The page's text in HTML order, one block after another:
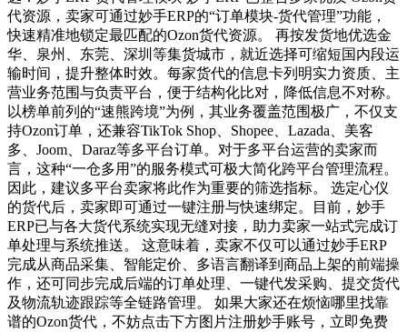
代资源，卖家可通过妙手ERP的“订单模块-货代管理”功能，
快速精准地锁定最匹配的Ozon货代资源。 再按发货地优选金
华、泉州、东莞、深圳等集货城市，就近选择可缩短国内段运
输时间，提升整体时效。每家货代的信息卡列明实力资质、主
营业务范围与负责平台，便于结构化比对，降低信息不对称。
以榜单前列的“速熊跨境”为例，其业务覆盖范围极广，不仅支
持Ozon订单，还兼容TikTok Shop、Shopee、Lazada、美客
多、Joom、Daraz等多平台订单。对于多平台运营的卖家而
言，这种“一仓多用”的服务模式可极大简化跨平台管理流程。
因此，建议多平台卖家将此作为重要的筛选指标。 选定心仪
的货代后，卖家即可通过一键注册与快速绑定。目前，妙手
ERP已与各大货代系统实现无缝对接，助力卖家一站式完成订
单处理与系统推送。 这意味着，卖家不仅可以通过妙手ERP
完成从商品采集、智能定价、多语言翻译到商品上架的前端操
作，还可同步完成后端的订单处理、一键代发采购、提交货代
及物流轨迹跟踪等全链路管理。 如果大家还在烦恼哪里找靠
谱的Ozon货代，不妨点击下方图片注册妙手账号，立即免费